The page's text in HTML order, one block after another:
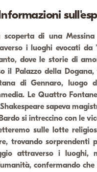
scoperta di una
i luoghi evocati da
dove le storie di
il Palazzo della
di Gennaro, luogo
Le Quattro
sapeva
si intreccino con le
sulle lotte
trovando sorprendenti
attraverso i luoghi,
confermando